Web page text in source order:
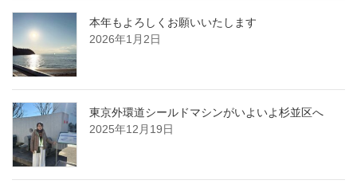
本年もよろしくお願いいたします
2026年1月2日
東京外環道シールドマシンがいよいよ杉並区へ
2025年12月19日